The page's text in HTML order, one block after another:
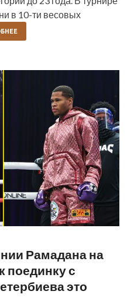
в 10-ти весовых
Рамадана на
поединку с
это